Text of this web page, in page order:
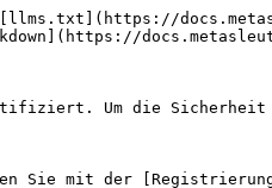
Um die
Sie mit der